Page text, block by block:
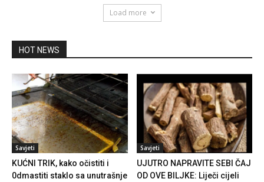
Load more
HOT NEWS
Savjeti
KUĆNI TRIK, kako očistiti i
0dmastiti staklo sa unutrašnje
Savjeti
UJUTRO NAPRAVITE SEBI ČAJ
OD OVE BILJKE: Liječi cijeli